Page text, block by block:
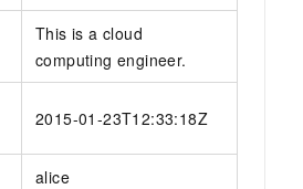
This is a cloud
computing engineer.
2015-01-23T12:33:18Z
alice